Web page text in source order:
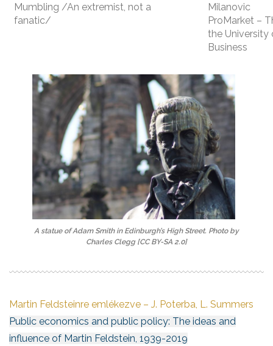
Mumbling /An extremist, not a
fanatic/
Milanovic
ProMarket –
the
Business
A statue of Adam Smith in Edinburgh’s High Street. Photo by
Charles Clegg [CC BY-SA 2.0]
Martin Feldsteinre emlékezve – J. Poterba, L. Summers
Public economics and public policy: The ideas and
influence of Martin Feldstein, 1939-2019